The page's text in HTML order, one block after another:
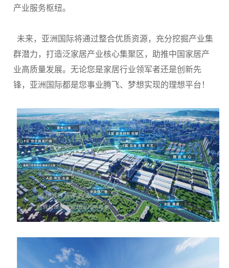
产业服务枢纽。
未来，亚洲国际将通过整合优质资源，充分挖掘产业集
群潜力，打造泛家居产业核心集聚区，助推中国家居产
业高质量发展。无论您是家居行业领军者还是创新先
锋，亚洲国际都是您事业腾飞、梦想实现的理想平台！